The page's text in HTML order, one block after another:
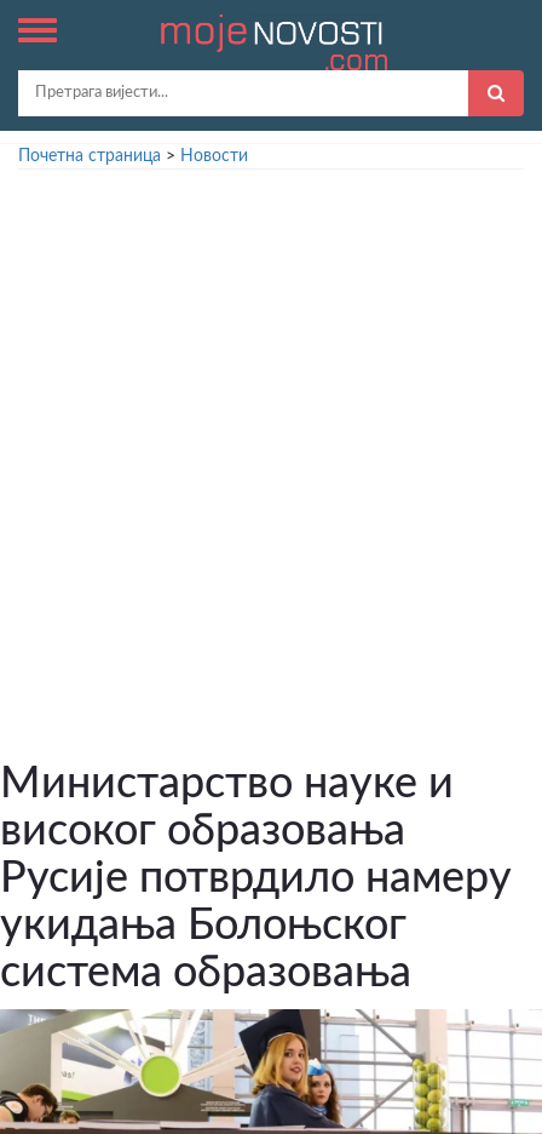
Почетна страница > Новости
Министарство науке и
високог образовања
Русије потврдило намеру
укидања Болоњског
система образовања